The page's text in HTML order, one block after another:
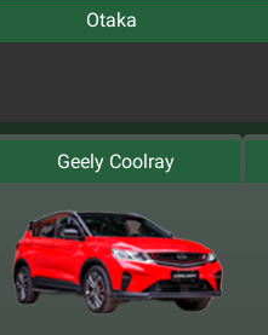
Otaka
Geely Coolray